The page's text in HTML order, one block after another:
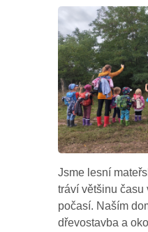
Jsme lesní
tráví většinu času
počasí. Naším
dřevostavba a